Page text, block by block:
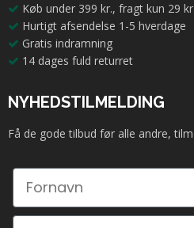
Køb under 399 kr., fragt kun 29 kr.
Hurtigt afsendelse 1-5 hverdage
Gratis indramning
14 dages fuld returret
NYHEDSTILMELDING
Få de gode tilbud før alle andre,